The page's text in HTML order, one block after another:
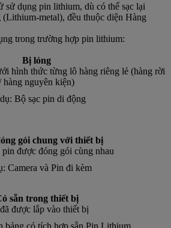
sử dụng pin lithium, dù có thể sạc lại
metal), đều thuộc diện Hàng
trong trường hợp pin lithium:
Bị lỏng
hình thức từng lô hàng riêng lẻ (hàng rời
hàng nguyên kiện)
Bộ sạc pin di động
gói chung với thiết bị
được đóng gói cùng nhau
Camera và Pin đi kèm
sẵn trong thiết bị
được lắp vào thiết bị
bảng có tích hợp sẵn Pin Lithium